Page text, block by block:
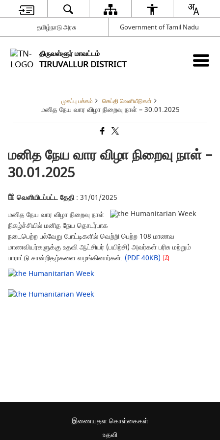
தமிழ்நாடு அரசு Government of Tamil Nadu
திருவள்ளூர் மாவட்டம்
TIRUVALLUR DISTRICT
முகப்பு பக்கம் செய்தி வெளியீடுகள்
மனித நேய வார விழா நிறைவு நாள் – 30.01.2025
மனித நேய வார விழா நிறைவு நாள் –
30.01.2025
வெளியிடப்பட்ட தேதி: 31/01/2025
மனித நேய வார விழா நிறைவு நாள்
நிகழ்ச்சியில் மனித நேய தொடர்பாக
நடைபெற்ற பல்வேறு போட்டிகளில் வெற்றி பெற்ற 108 மாணவ
மாணவியர்களுக்கு உதவி ஆட்சியர் (பயிற்சி) அவர்கள் பரிசு மற்றும்
பாராட்டு சான்றிதழ்களை வழங்கினார்கள். (PDF 40KB)
இணையதள கொள்கைகள்
உதவி